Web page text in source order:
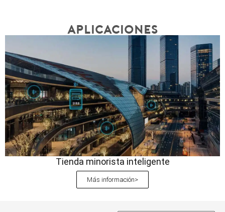
APLICACIONES
Tienda minorista inteligente
Más información>